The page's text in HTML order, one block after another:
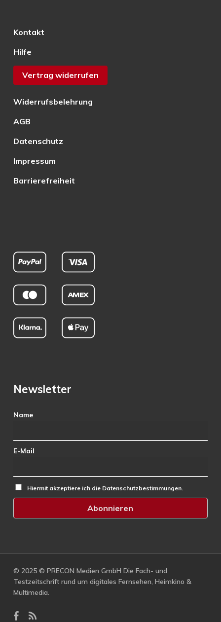
Kontakt
Hilfe
Vertrag widerrufen
Widerrufsbelehrung
AGB
Datenschutz
Impressum
Barrierefreiheit
Newsletter
Name
E-Mail
Hiermit akzeptiere ich die Datenschutzbestimmungen.
© 2025 © PRECON Medien GmbH Die Fach- und
Testzeitschrift rund um digitales Fernsehen, Heimkino &
Multimedia.
facebook
RSS